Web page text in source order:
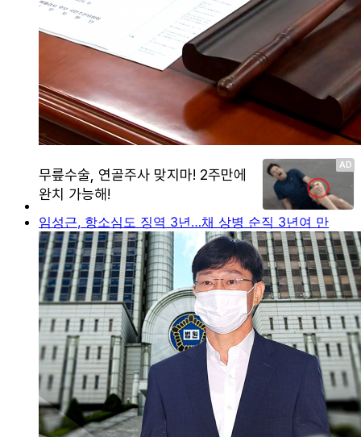
임성근, 항소심도 징역 3년…채 상병 순직 3년여 만